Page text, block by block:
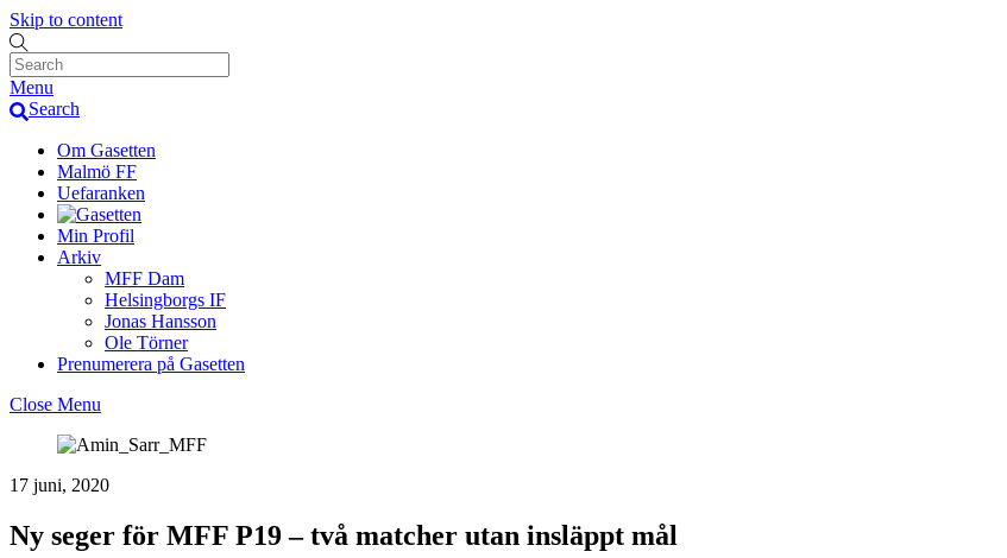
Skip to content
Menu
Search
Om Gasetten
Malmö FF
Uefaranken
Min Profil
Arkiv
MFF Dam
Helsingborgs IF
Jonas Hansson
Ole Törner
Prenumerera på Gasetten
Close Menu
17 juni, 2020
Ny seger för MFF P19 – två matcher utan insläppt mål